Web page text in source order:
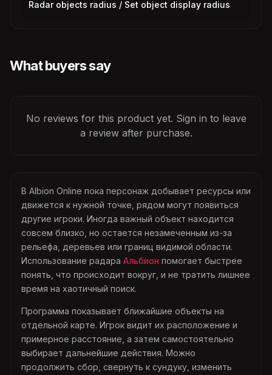
Radar objects radius / Set object display radius
What buyers say
No reviews for this product yet. Sign in to leave
a review after purchase.
В Albion Online пока персонаж добывает ресурсы или
движется к нужной точке, рядом могут появиться
другие игроки. Иногда важный объект находится
совсем близко, но остается незамеченным из-за
рельефа, деревьев или границ видимой области.
Использование радара Альбион помогает быстрее
понять, что происходит вокруг, и не тратить лишнее
время на хаотичный поиск.
Программа показывает ближайшие объекты на
отдельной карте. Игрок видит их расположение и
примерное расстояние, а затем самостоятельно
выбирает дальнейшие действия. Можно
продолжить сбор, свернуть к сундуку, изменить